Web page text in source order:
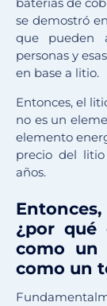
se demostró
que pueden
personas y
en base a litio.
Entonces, el
no es un
elemento
precio del
años.
¿por qué
como un
como un